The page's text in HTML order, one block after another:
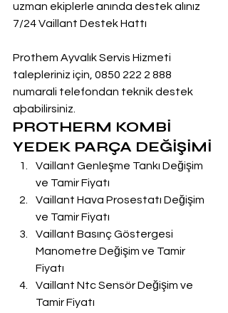
uzman ekiplerle anında destek alınız
7/24 Vaillant Destek Hattı
Prothem Ayvalık Servis Hizmeti
talepleriniz için, 0850 222 2 888
numarali telefondan teknik destek
aþabilirsiniz.
PROTHERM KOMBİ
YEDEK PARÇA DEĞİŞİMİ
Vaillant Genleşme Tankı Değişim
ve Tamir Fiyatı
Vaillant Hava Prosestatı Değişim
ve Tamir Fiyatı
Vaillant Basınç Göstergesi
Manometre Değişim ve Tamir
Fiyatı
Vaillant Ntc Sensör Değişim ve
Tamir Fiyatı